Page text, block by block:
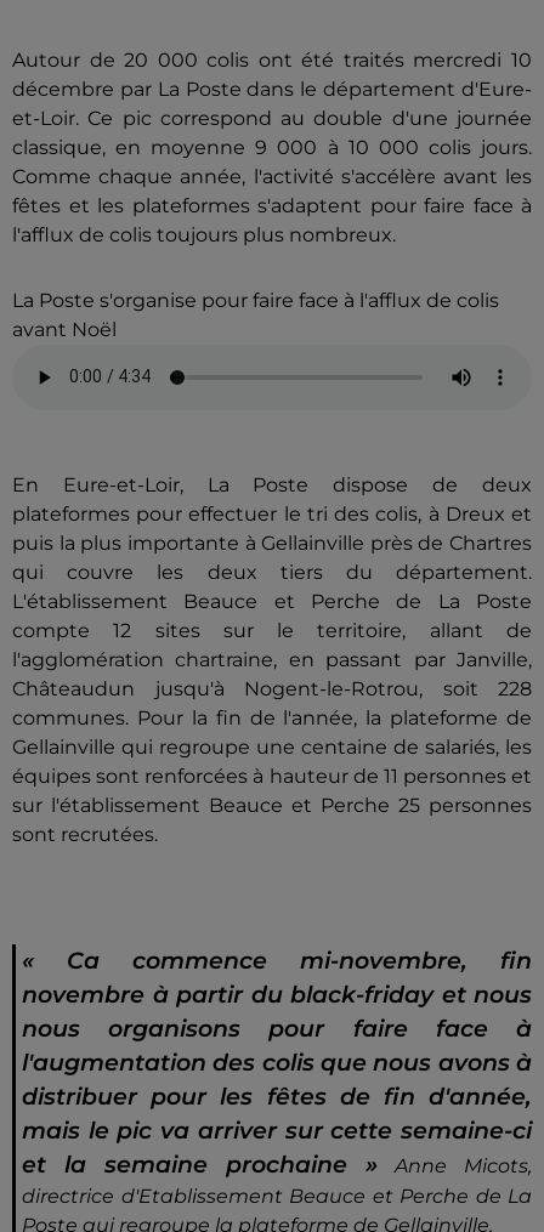
Autour de 20 000 colis ont été traités mercredi 10
décembre par La Poste dans le département d'Eure-
et-Loir. Ce pic correspond au double d'une journée
classique, en moyenne 9 000 à 10 000 colis jours.
Comme chaque année, l'activité s'accélère avant les
fêtes et les plateformes s'adaptent pour faire face à
l'afflux de colis toujours plus nombreux.
La Poste s'organise pour faire face à l'afflux de colis
avant Noël
En Eure-et-Loir, La Poste dispose de deux
plateformes pour effectuer le tri des colis, à Dreux et
puis la plus importante à Gellainville près de Chartres
qui couvre les deux tiers du département.
L'établissement Beauce et Perche de La Poste
compte 12 sites sur le territoire, allant de
l'agglomération chartraine, en passant par Janville,
Châteaudun jusqu'à Nogent-le-Rotrou, soit 228
communes. Pour la fin de l'année, la plateforme de
Gellainville qui regroupe une centaine de salariés, les
équipes sont renforcées à hauteur de 11 personnes et
sur l'établissement Beauce et Perche 25 personnes
sont recrutées.
« Ca commence mi-novembre, fin
novembre à partir du black-friday et nous
nous organisons pour faire face à
l'augmentation des colis que nous avons à
distribuer pour les fêtes de fin d'année,
mais le pic va arriver sur cette semaine-ci
et la semaine prochaine » Anne Micots,
directrice d'Etablissement Beauce et Perche de La
Poste qui regroupe la plateforme de Gellainville.